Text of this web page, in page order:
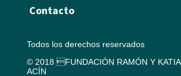
Contacto
Todos los derechos reservados
© 2018 FUNDACIÓN RAMÓN Y KATIA
ACÍN